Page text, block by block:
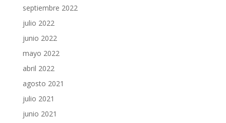
septiembre 2022
julio 2022
junio 2022
mayo 2022
abril 2022
agosto 2021
julio 2021
junio 2021